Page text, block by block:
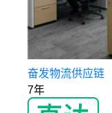
奋发物流供应链
7年